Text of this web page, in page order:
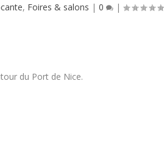
, Foires & salons |0 |
du Port de Nice.